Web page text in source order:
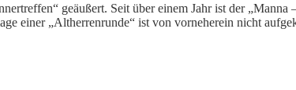
geäußert. Seit über einem Jahr ist der
einer „Altherrenrunde“ ist von vorneherein nicht